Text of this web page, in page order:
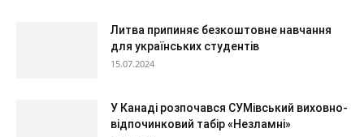
Литва припиняє безкоштовне навчання
для українських студентів
15.07.2024
У Канаді розпочався СУМівський виховно-
відпочинковий табір «Незламні»